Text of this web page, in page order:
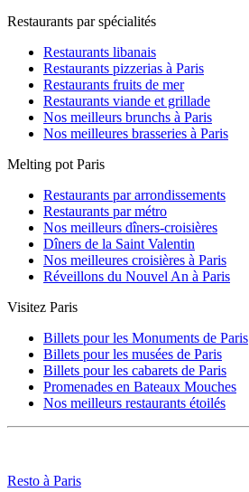
Restaurants par spécialités
Restaurants libanais
Restaurants pizzerias à Paris
Restaurants fruits de mer
Restaurants viande et grillade
Nos meilleurs brunchs à Paris
Nos meilleures brasseries à Paris
Melting pot Paris
Restaurants par arrondissements
Restaurants par métro
Nos meilleurs dîners-croisières
Dîners de la Saint Valentin
Nos meilleures croisières à Paris
Réveillons du Nouvel An à Paris
Visitez Paris
Billets pour les Monuments de Paris
Billets pour les musées de Paris
Billets pour les cabarets de Paris
Promenades en Bateaux Mouches
Nos meilleurs restaurants étoilés
Resto à Paris